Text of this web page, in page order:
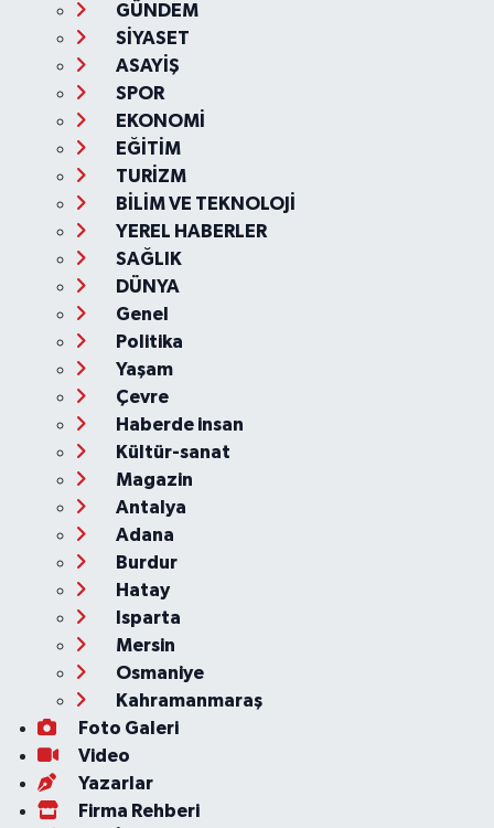
GÜNDEM
SİYASET
ASAYİŞ
SPOR
EKONOMİ
EĞİTİM
TURİZM
BİLİM VE TEKNOLOJİ
YEREL HABERLER
SAĞLIK
DÜNYA
Genel
Politika
Yaşam
Çevre
Haberde insan
Kültür-sanat
Magazin
Antalya
Adana
Burdur
Hatay
Isparta
Mersin
Osmaniye
Kahramanmaraş
Foto Galeri
Video
Yazarlar
Firma Rehberi